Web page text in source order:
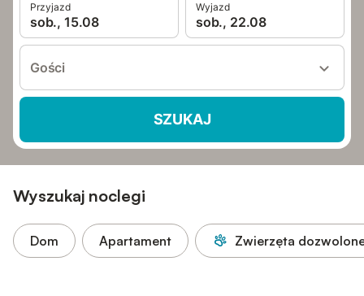
Przyjazd
sob., 15.08
Wyjazd
sob., 22.08
Gości
SZUKAJ
Wyszukaj noclegi
Dom Apartament Zwierzęta